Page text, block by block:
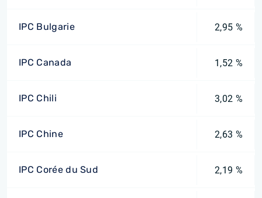
IPC Bulgarie 2,95 %
IPC Canada 1,52 %
IPC Chili 3,02 %
IPC Chine 2,63 %
IPC Corée du Sud 2,19 %